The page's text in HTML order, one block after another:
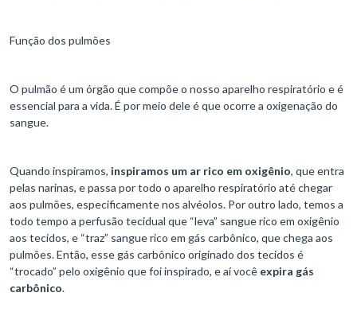
Função dos pulmões
O pulmão é um órgão que compõe o nosso aparelho respiratório e é
essencial para a vida. É por meio dele é que ocorre a oxigenação do
sangue.
Quando inspiramos, inspiramos um ar rico em oxigênio, que entra
pelas narinas, e passa por todo o aparelho respiratório até chegar
aos pulmões, especificamente nos alvéolos. Por outro lado, temos a
todo tempo a perfusão tecidual que “leva” sangue rico em oxigênio
aos tecidos, e “traz” sangue rico em gás carbônico, que chega aos
pulmões. Então, esse gás carbônico originado dos tecidos é
“trocado” pelo oxigênio que foi inspirado, e aí você expira gás
carbônico.